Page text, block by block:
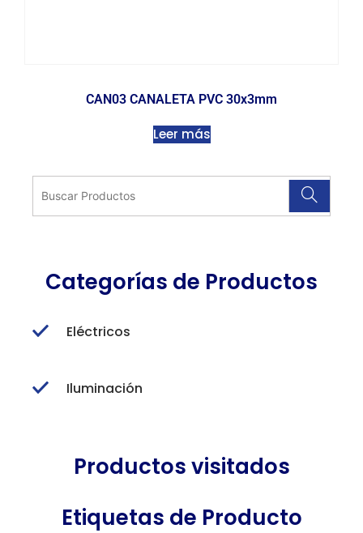
CAN03 CANALETA PVC 30x3mm
Leer más
Categorías de Productos
Eléctricos
Iluminación
Productos visitados
Etiquetas de Producto